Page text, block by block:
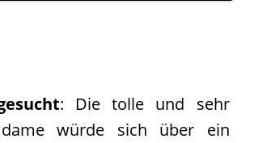
: Die tolle und sehr
würde sich über ein